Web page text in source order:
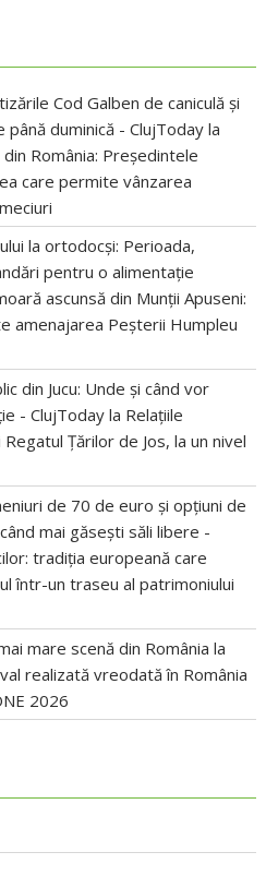
Cod Galben de caniculă și
duminică - ClujToday la
România: Președintele
care permite vânzarea
la ortodocși: Perioada,
pentru o alimentație
ascunsă din Munții Apuseni:
amenajarea Peșterii Humpleu
din Jucu: Unde și când vor
- ClujToday la Relațiile
Țărilor de Jos, la un nivel
de 70 de euro și opțiuni de
mai găsești săli libere -
tradiția europeană care
într-un traseu al patrimoniului
mare scenă din România la
realizată vreodată în România
2026